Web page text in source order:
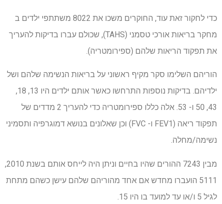
כדי לחקור זאת עוד, החוקרים משכו את 8022 משתתפי ילדים ב
מחקר בריאות אורכי טסמני (TAHS), שכולם עברו בדיקות להעריך
את תפקוד הריאות שלהם (ספירומטריה).
הוריהם השלימו סקר מקיף ראשוני על בריאות הנשימה שלהם ושל
ילדיהם. בדיקות נוספות התרחשו כאשר אותם ילדים היו 13, 18,
43, 50 ו- 53. אלה כללו ספירומטריה כדי להעריך 2 מדדים של
תפקוד ריאה (FEV1 ו- FVC) וכן שאלונים בנושא דמוגרפיה ותסמיני
נשימה/מחלה.
מבין 7243 ההורים שהיו בחיים וניתן היה לייחס אותם בשנת 2010,
5111 הועברו מחדש אם אחד מהוריהם שלהם עישן כשהם מתחת
לגיל 5 ו/או עד למועד בו היו 15.